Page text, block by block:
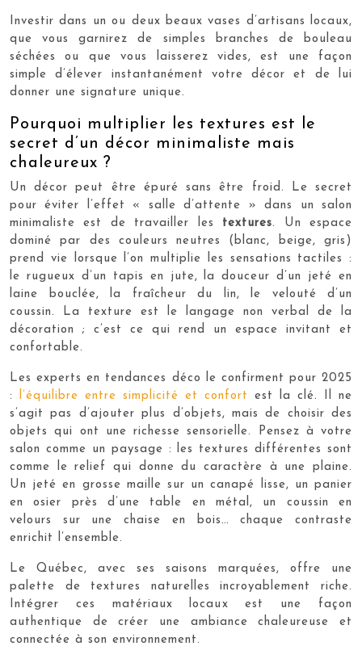
Investir dans un ou deux beaux vases d’artisans locaux,
que vous garnirez de simples branches de bouleau
séchées ou que vous laisserez vides, est une façon
simple d’élever instantanément votre décor et de lui
donner une signature unique.
Pourquoi multiplier les textures est le
secret d’un décor minimaliste mais
chaleureux ?
Un décor peut être épuré sans être froid. Le secret
pour éviter l’effet « salle d’attente » dans un salon
minimaliste est de travailler les textures. Un espace
dominé par des couleurs neutres (blanc, beige, gris)
prend vie lorsque l’on multiplie les sensations tactiles :
le rugueux d’un tapis en jute, la douceur d’un jeté en
laine bouclée, la fraîcheur du lin, le velouté d’un
coussin. La texture est le langage non verbal de la
décoration ; c’est ce qui rend un espace invitant et
confortable.
Les experts en tendances déco le confirment pour 2025
:
l’équilibre entre simplicité et confort
est la clé. Il ne
s’agit pas d’ajouter plus d’objets, mais de choisir des
objets qui ont une richesse sensorielle. Pensez à votre
salon comme un paysage : les textures différentes sont
comme le relief qui donne du caractère à une plaine.
Un jeté en grosse maille sur un canapé lisse, un panier
en osier près d’une table en métal, un coussin en
velours sur une chaise en bois… chaque contraste
enrichit l’ensemble.
Le Québec, avec ses saisons marquées, offre une
palette de textures naturelles incroyablement riche.
Intégrer ces matériaux locaux est une façon
authentique de créer une ambiance chaleureuse et
connectée à son environnement.